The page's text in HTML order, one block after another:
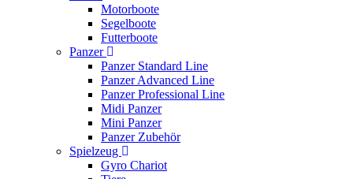
Motorboote
Segelboote
Futterboote
Panzer
Panzer Standard Line
Panzer Advanced Line
Panzer Professional Line
Midi Panzer
Mini Panzer
Panzer Zubehör
Spielzeug
Gyro Chariot